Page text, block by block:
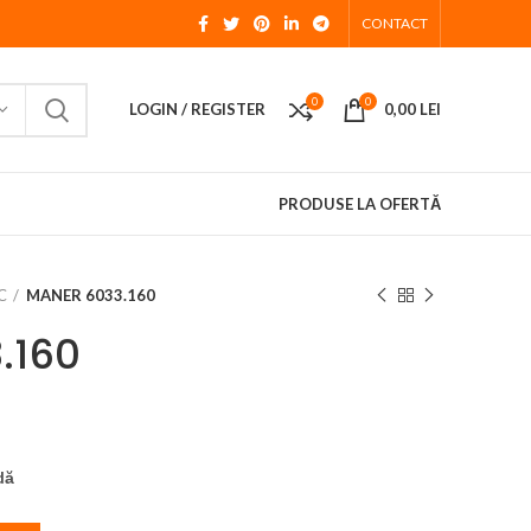
CONTACT
LOGIN / REGISTER 0 0 0,00 LEI
PRODUSE LA OFERTĂ
MANER 6033.160